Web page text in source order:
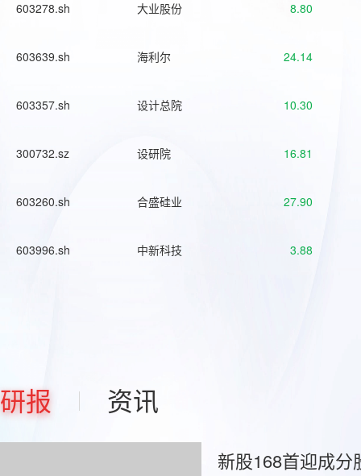
603278.sh 大业股份 8.80
603639.sh 海利尔 24.14
603357.sh 设计总院 10.30
300732.sz 设研院 16.81
603260.sh 合盛硅业 27.90
603996.sh 中新科技 3.88
研报 资讯
新股168首迎成